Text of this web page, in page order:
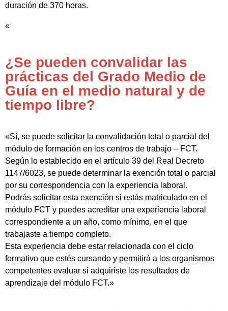
duración de 370 horas.
«
¿Se pueden convalidar las
prácticas del Grado Medio de
Guía en el medio natural y de
tiempo libre?
«Sí, se puede solicitar la convalidación total o parcial del
módulo de formación en los centros de trabajo – FCT.
Según lo establecido en el artículo 39 del Real Decreto
1147/6023, se puede determinar la exención total o parcial
por su correspondencia con la experiencia laboral.
Podrás solicitar esta exención si estás matriculado en el
módulo FCT y puedes acreditar una experiencia laboral
correspondiente a un año, como mínimo, en el que
trabajaste a tiempo completo.
Esta experiencia debe estar relacionada con el ciclo
formativo que estés cursando y permitirá a los organismos
competentes evaluar si adquiriste los resultados de
aprendizaje del módulo FCT.»